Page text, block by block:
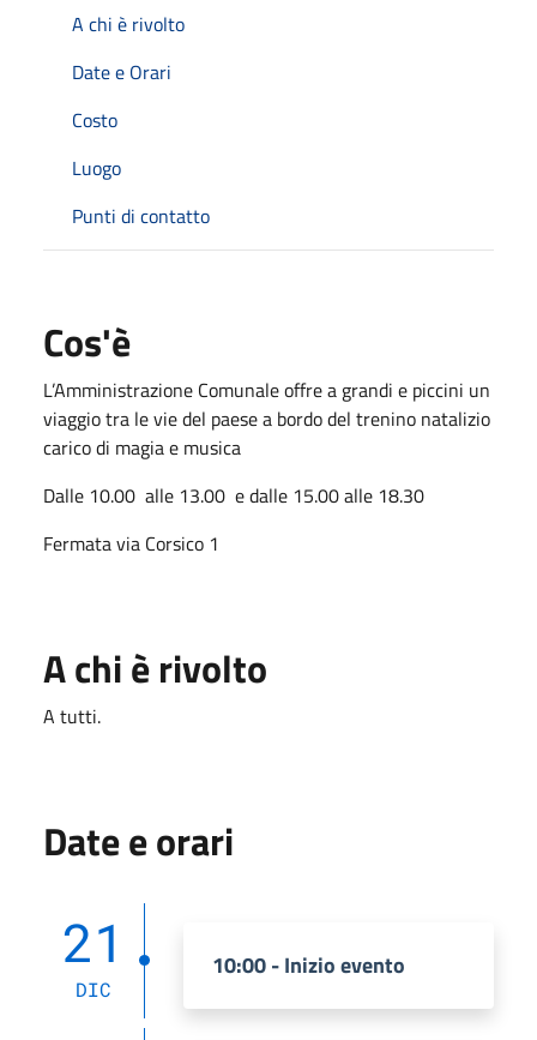
A chi è rivolto
Date e Orari
Costo
Luogo
Punti di contatto
Cos'è
L’Amministrazione Comunale offre a grandi e piccini un
viaggio tra le vie del paese a bordo del trenino natalizio
carico di magia e musica
Dalle 10.00 alle 13.00 e dalle 15.00 alle 18.30
Fermata via Corsico 1
A chi è rivolto
A tutti.
Date e orari
21
DIC
10:00 - Inizio evento